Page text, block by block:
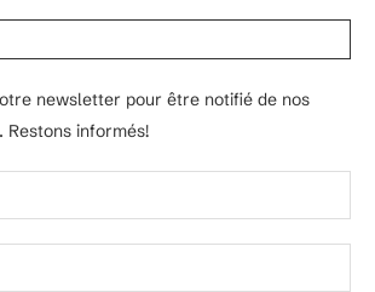
newsletter pour être notifié de nos
informés!